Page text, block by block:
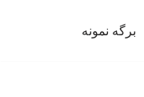
برگه نمونه